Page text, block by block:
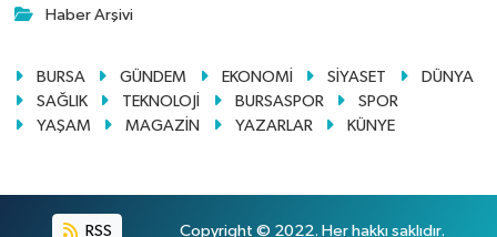
Haber Arşivi
BURSA GÜNDEM EKONOMİ SİYASET
DÜNYA
SAĞLIK
TEKNOLOJİ BURSASPOR
SPOR
YAŞAM
MAGAZİN YAZARLAR KÜNYE
RSS Copyright © 2022. Her hakkı saklıdır.